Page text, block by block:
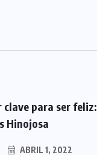
para ser feliz:
Hinojosa
ABRIL 1, 2022